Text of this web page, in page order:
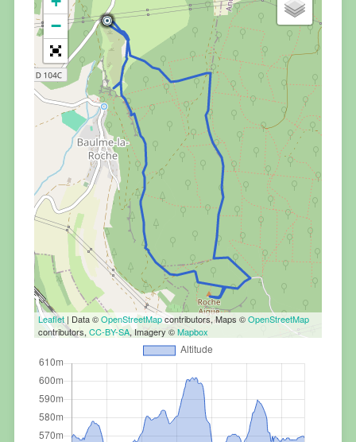
−
Leaflet| Data ©OpenStreetMapcontributors, Maps ©OpenStreetMap
contributors, CC-BY-SA, Imagery ©Mapbox